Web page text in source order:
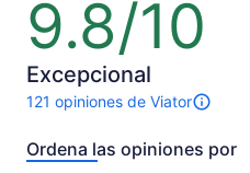
9.8/10
9.8
de
10
Excepcional
121 opiniones de Viator
Hay
opiniones
Ordena las opiniones por